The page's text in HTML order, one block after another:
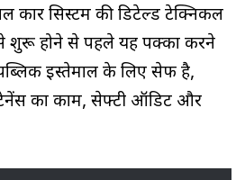
सिस्टम की डिटेल्ड टेक्निकल
शुरू होने से पहले यह पक्का करने
इस्तेमाल के लिए सेफ है,
का काम, सेफ्टी ऑडिट और